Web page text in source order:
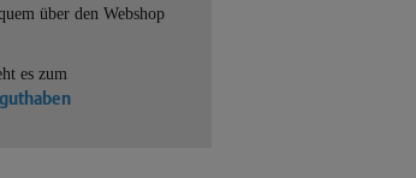
über den Webshop
es zum